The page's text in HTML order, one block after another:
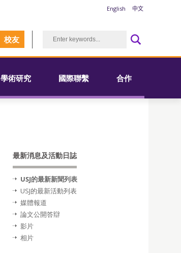
English 中文
校友
學術研究 國際聯繫 合作
最新消息及活動日誌
USJ的最新新聞列表
USJ的最新活動列表
媒體報道
論文公開答辯
影片
相片